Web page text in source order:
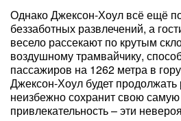
Однако Джексон-Хоул всё ещё
беззаботных развлечений, а
весело рассекают по крутым
воздушному трамвайчику,
пассажиров на 1262 метра в
Джексон-Хоул будет продолжать
неизбежно сохранит свою
привлекательность – эти